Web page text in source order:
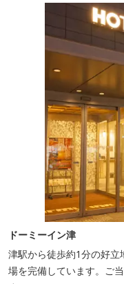
フェ＆レストランE...
ドーミーイン津
津駅から徒歩約1分の好
場を完備しています。ご